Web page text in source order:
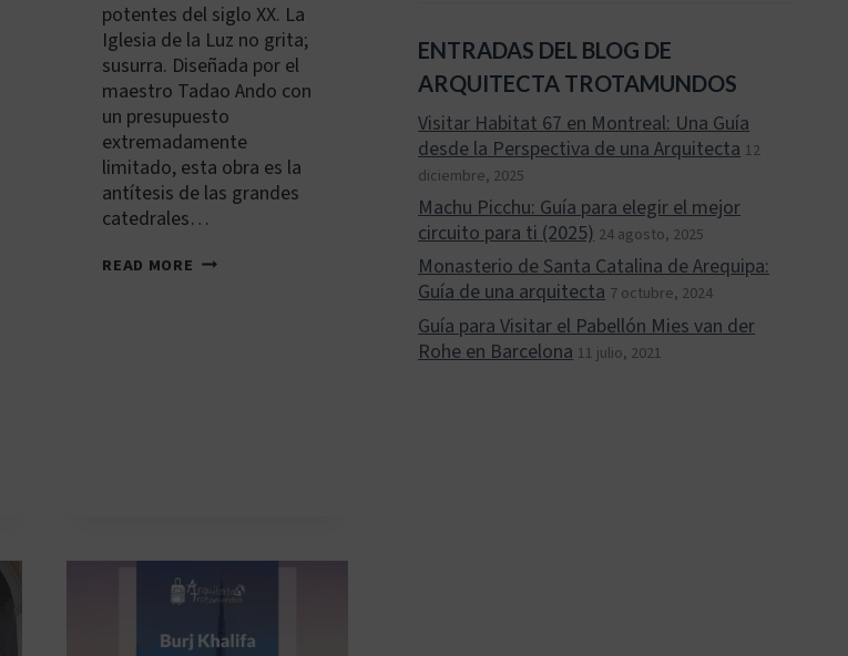
potentes del siglo XX. La
Iglesia de la Luz no grita;
susurra. Diseñada por el
maestro Tadao Ando con
un presupuesto
extremadamente
limitado, esta obra es la
antítesis de las grandes
catedrales…
READ MORE JP-
ENTRADAS DEL BLOG DE
ARQUITECTA TROTAMUNDOS
Visitar Habitat 67 en Montreal: Una Guía
desde la Perspectiva de una Arquitecta 12
diciembre, 2025
Machu Picchu: Guía para elegir el mejor
circuito para ti (2025) 24 agosto, 2025
Monasterio de Santa Catalina de Arequipa:
Guía de una arquitecta 7 octubre, 2024
Guía para Visitar el Pabellón Mies van der
Rohe en Barcelona 11 julio, 2021